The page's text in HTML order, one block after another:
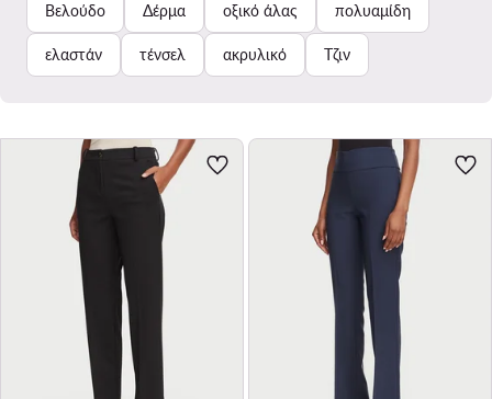
Βελούδο Δέρμα οξικό άλας πολυαμίδη
ελαστάν τένσελ ακρυλικό Τζιν